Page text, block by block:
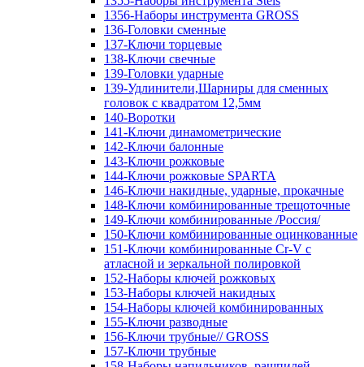
1356-Наборы инструмента GROSS
136-Головки сменные
137-Ключи торцевые
138-Ключи свечные
139-Головки ударные
139-Удлинители,Шарниры для сменных
головок с квадратом 12,5мм
140-Воротки
141-Ключи динамометрические
142-Ключи балонные
143-Ключи рожковые
144-Ключи рожковые SPARTA
146-Ключи накидные, ударные, прокачные
148-Ключи комбинированные трещоточные
149-Ключи комбинированные /Россия/
150-Ключи комбинированные оцинкованные
151-Ключи комбинированные Cr-V с
атласной и зеркальной полировкой
152-Наборы ключей рожковых
153-Наборы ключей накидных
154-Наборы ключей комбинированных
155-Ключи разводные
156-Ключи трубные// GROSS
157-Ключи трубные